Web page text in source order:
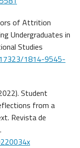
of Attrition
Undergraduates in
Studies
1814-9545-
Student
from a
Revista de